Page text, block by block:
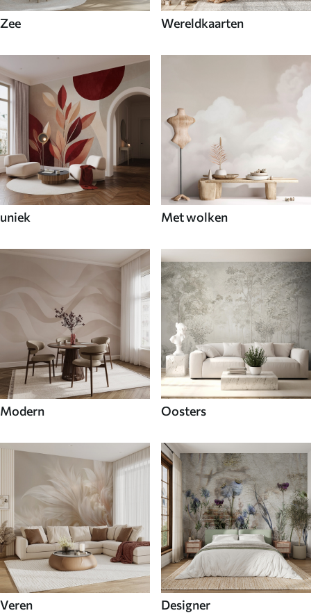
Zee Wereldkaarten
uniek Met wolken
Modern Oosters
Veren Designer